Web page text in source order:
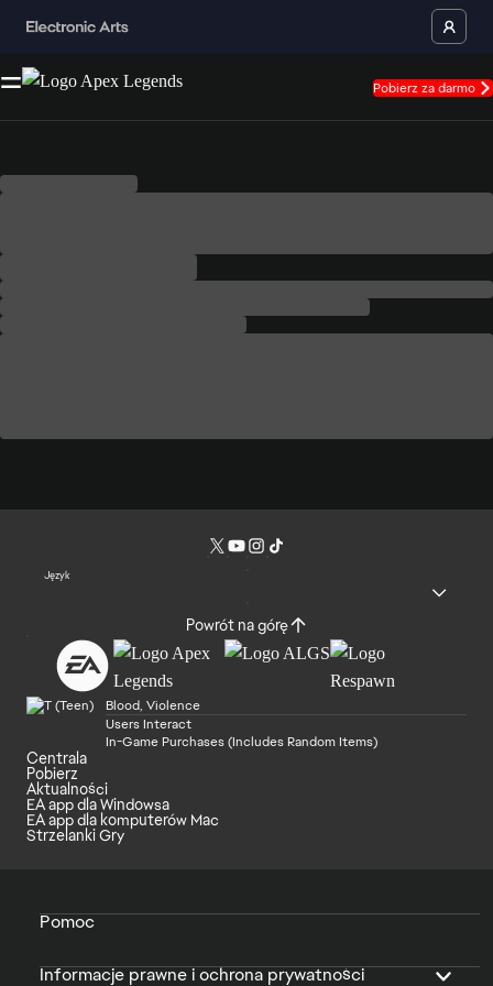
Pobierz za darmo
Język
Powrót na górę
Blood, Violence
Users Interact
In-Game Purchases (Includes Random Items)
Centrala
Pobierz
Aktualności
EA app dla Windowsa
EA app dla komputerów Mac
Strzelanki Gry
Pomoc
Informacje prawne i ochrona prywatności